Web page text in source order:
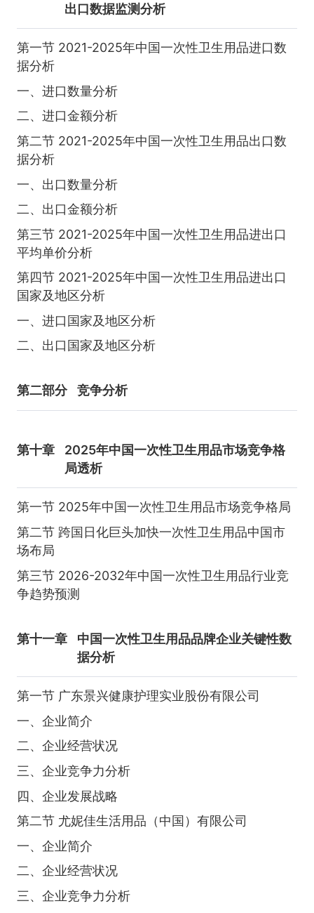
出口数据监测分析
第一节 2021-2025年中国一次性卫生用品进口数
据分析
一、进口数量分析
二、进口金额分析
第二节 2021-2025年中国一次性卫生用品出口数
据分析
一、出口数量分析
二、出口金额分析
第三节 2021-2025年中国一次性卫生用品进出口
平均单价分析
第四节 2021-2025年中国一次性卫生用品进出口
国家及地区分析
一、进口国家及地区分析
二、出口国家及地区分析
第二部分 竞争分析
第十章
2025年中国一次性卫生用品市场竞争格
局透析
第一节 2025年中国一次性卫生用品市场竞争格局
第二节 跨国日化巨头加快一次性卫生用品中国市
场布局
第三节 2026-2032年中国一次性卫生用品行业竞
争趋势预测
第十一章
中国一次性卫生用品品牌企业关键性数
据分析
第一节 广东景兴健康护理实业股份有限公司
一、企业简介
二、企业经营状况
三、企业竞争力分析
四、企业发展战略
第二节 尤妮佳生活用品（中国）有限公司
一、企业简介
二、企业经营状况
三、企业竞争力分析